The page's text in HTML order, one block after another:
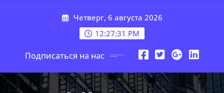
Четверг, 6 августа 2026
12:27:32 PM
Подписаться на нас